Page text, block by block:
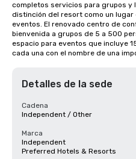
completos servicios para grupos y
distinción del resort como un lugar
eventos. El renovado centro de
bienvenida a grupos de 5 a 500
espacio para eventos que incluye
cada una con el nombre de una
Detalles de la sede
Cadena
Independent / Other
Marca
Independent
Preferred Hotels & Resorts